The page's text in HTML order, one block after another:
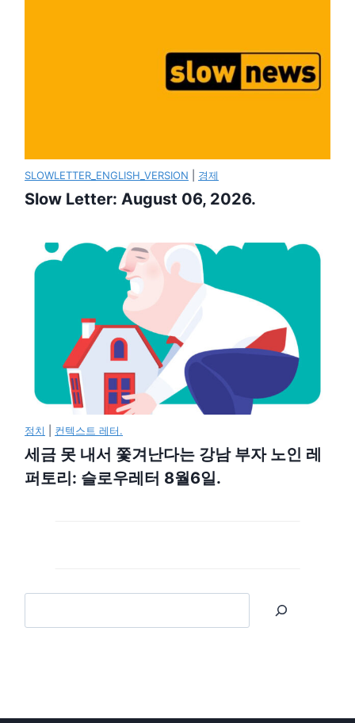
SLOWLETTER_ENGLISH_VERSION 경제
Slow Letter: August 06, 2026.
정치 컨텍스트 레터.
세금 못 내서 쫓겨난다는 강남 부자 노인 레
퍼토리: 슬로우레터 8월6일.